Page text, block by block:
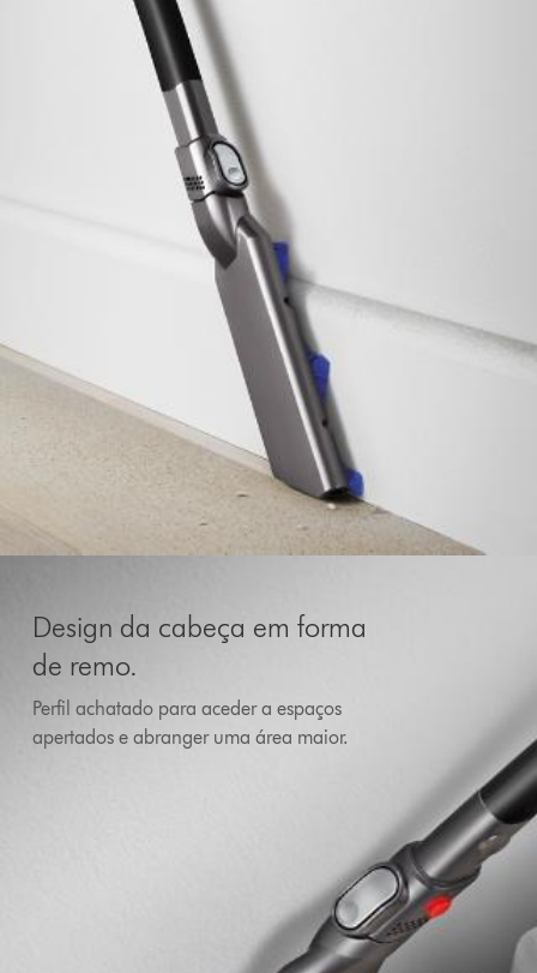
Design da cabeça em forma
de remo.
Perfil achatado para aceder a espaços
apertados e abranger uma área maior.